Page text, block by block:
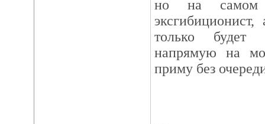
но на
только будет
напрямую на
приму без